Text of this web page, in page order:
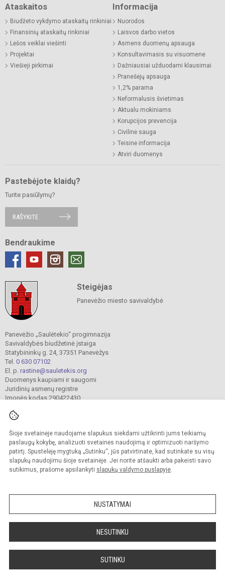
Šioje svetainėje naudojame slapukus siekdami užtikrinti jums teikiamų
paslaugų kokybę, analizuoti svetainės naudojimą ir optimizuoti naršymo
patirtį. Spustelėję mygtuką „Sutinku“, jūs patvirtinate, kad sutinkate su visų
slapukų naudojimu šioje svetainėje. Jei norite atšaukti arba pakeisti savo
sutikimus, prašome apsilankyti slapukų valdymo puslapyje.
NUSTATYMAI
NESUTINKU
SUTINKU
Ataskaitos
Biudžeto vykdymo ataskaitų rinkiniai
Finansinių ataskaitų rinkiniai
Lėšos veiklai viešinti
Projektai
Viešieji pirkimai
Informacija
Nuorodos
Laisvos darbo vietos
Asmens duomenų apsauga
Konsultavimasis su visuomene
Dažniausiai užduodami klausimai
Pranešėjų apsauga
1,2% parama
Neformalusis švietimas
Aktualu mokiniams
Korupcijos prevencija
Civilinė sauga
Teisinė informacija
Atviri duomenys
Pastebėjote klaidų?
Turite pasiūlymų?
RAŠYKITE
Bendraukime
Steigėjas
Panevėžio miesto savivaldybė
Panevėžio „Saulėtekio“ progimnazija
Savivaldybės biudžetinė įstaiga
Statybininkų g. 24, 37351 Panevėžys
Tel. 0 630 07102
El. p. rastine@sauletekis.org
Duomenys kaupiami ir saugomi
Juridinių asmenų registre
Įmonės kodas 290422430
© 2022. Panevėžio „Saulėtekio“ progimnazija. Visos teisės saugomos.
Kopijuoti turinį be raštiško progimnazijos sutikimo griežtai draudžiama.
Prieinamumo paraiška Slapukų valdymas
Sumanus būdas atnaujinti